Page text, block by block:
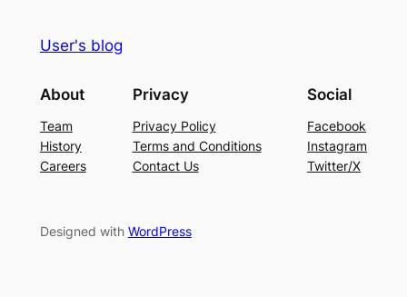
User's blog
About
Team
History
Careers
Privacy
Privacy Policy
Terms and Conditions
Contact Us
Social
Facebook
Instagram
Twitter/X
Designed with WordPress